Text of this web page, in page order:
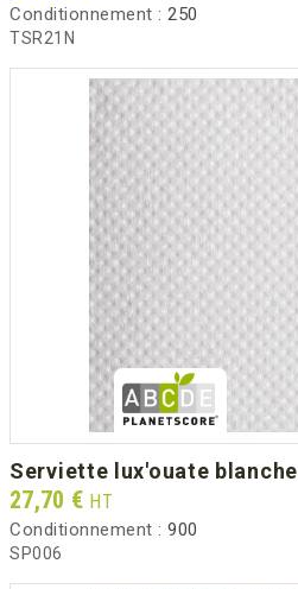
Conditionnement : 250
TSR21N
serviette lux'ouate blanche
Prix
27,70 € HT
Conditionnement : 900
SP006